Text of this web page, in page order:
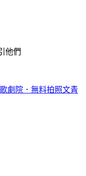
他們
劇院．無料拍照文青